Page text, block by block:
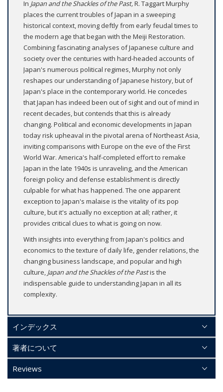
In Japan and the Shackles of the Past,R. Taggart Murphy
places the current troubles of Japan in a sweeping
historical context, moving deftly from early feudal times to
the modern age that began with the Meiji Restoration.
Combining fascinating analyses of Japanese culture and
society over the centuries with hard-headed accounts of
Japan's numerous political regimes, Murphy not only
reshapes our understanding of Japanese history, but of
Japan's place in the contemporary world. He concedes
that Japan has indeed been out of sight and out of mind in
recent decades, but contends that this is already
changing. Political and economic developments in Japan
today risk upheaval in the pivotal arena of Northeast Asia,
inviting comparisons with Europe on the eve of the First
World War. America's half-completed effort to remake
Japan in the late 1940s is unraveling, and the American
foreign policy and defense establishment is directly
culpable for what has happened. The one apparent
exception to Japan's malaise is the vitality of its pop
culture, but it's actually no exception at all; rather, it
provides critical clues to what is going on now.
With insights into everything from Japan's politics and
economics to the texture of daily life, gender relations, the
changing business landscape, and popular and high
culture, Japan and the Shackles of the Pastis the
indispensable guide to understanding Japan in all its
complexity.
インデックス
著者について
Reviews